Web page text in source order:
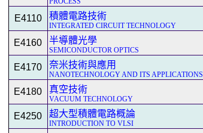
E4110 積體電路技術
INTEGRATED CIRCUIT TECHNOLOGY
E4160 半導體光學
SEMICONDUCTOR OPTICS
E4170 奈米技術與應用
NANOTECHNOLOGY AND ITS APPLICATIONS
E4180 真空技術
VACUUM TECHNOLOGY
E4250 超大型積體電路概論
INTRODUCTION TO VLSI